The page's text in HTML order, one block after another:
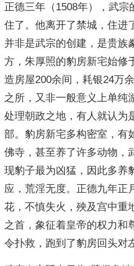
正德三年（1508年），武
住了。他离开了禁城，住进
并非是武宗的创建，是贵族
方，朱厚照的豹房新宅始修
造房屋200余间，耗银24万
之所，又非一般意义上单纯
处理朝政之地，有人就认为
部。豹房新宅多构密室，有
佛寺，甚至养了许多动物，
现豹子最为凶猛，因此多养
应，荒淫无度。正德九年正
花，不慎失火，殃及宫中重
之首，象征着皇帝的权力和
令扑救，跑到了豹房回头对